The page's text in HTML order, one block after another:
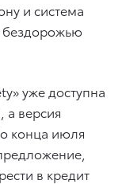
и система
уже доступна
а версия
конца июля
в кредит